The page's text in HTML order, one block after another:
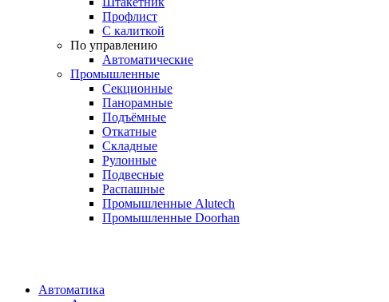
Профлист
С калиткой
По управлению
Автоматические
Промышленные
Секционные
Панорамные
Подъёмные
Откатные
Складные
Рулонные
Подвесные
Распашные
Промышленные Alutech
Промышленные Doorhan
Автоматика